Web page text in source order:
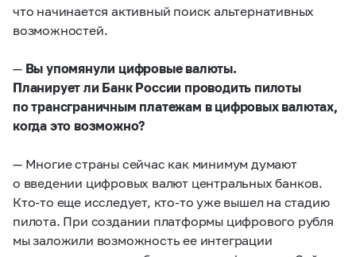
что начинается активный поиск альтернативных
возможностей.
— Вы упомянули цифровые валюты.
Планирует ли Банк России проводить пилоты
по трансграничным платежам в цифровых валютах,
когда это возможно?
— Многие страны сейчас как минимум думают
о введении цифровых валют центральных банков.
Кто-то еще исследует, кто-то уже вышел на стадию
пилота. При создании платформы цифрового рубля
мы заложили возможность ее интеграции